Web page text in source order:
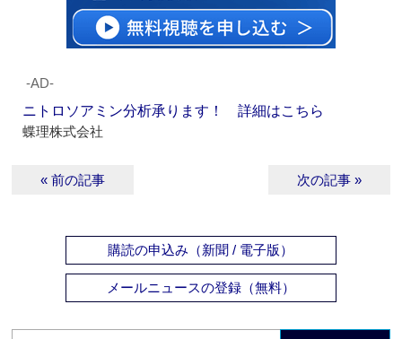
‐AD‐
ニトロソアミン分析承ります！ 詳細はこちら
蝶理株式会社
« 前の記事 次の記事 »
購読の申込み（新聞 / 電子版）
メールニュースの登録（無料）